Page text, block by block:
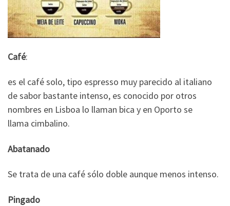
Café:
es el café solo, tipo espresso muy parecido al italiano
de sabor bastante intenso, es conocido por otros
nombres en Lisboa lo llaman bica y en Oporto se
llama cimbalino.
Abatanado
Se trata de una café sólo doble aunque menos intenso.
Pingado